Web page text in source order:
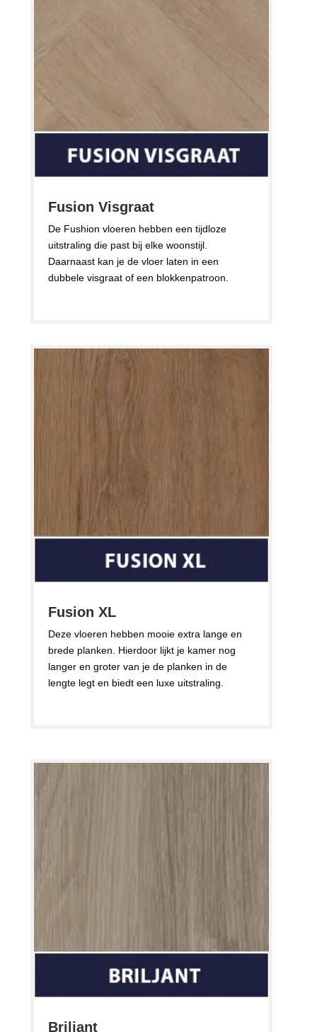
Fusion Visgraat
De Fushion vloeren hebben een tijdloze
uitstraling die past bij elke woonstijl.
Daarnaast kan je de vloer laten in een
dubbele visgraat of een blokkenpatroon.
Fusion XL
Deze vloeren hebben mooie extra lange en
brede planken. Hierdoor lijkt je kamer nog
langer en groter van je de planken in de
lengte legt en biedt een luxe uitstraling.
Briljant